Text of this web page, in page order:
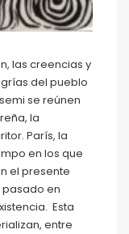
las creencias y
del pueblo
se reúnen
la
París, la
en los que
el presente
en
Esta
entre